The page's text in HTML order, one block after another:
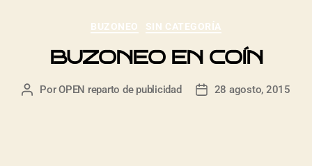
BUZONEO SIN CATEGORÍA
BUZONEO EN COÍN
PorOPEN reparto de publicidad 28 agosto, 2015